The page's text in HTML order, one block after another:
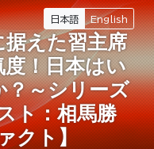
日本語 English
えた習主席
！日本はい
？～シリーズ
ト：相馬勝
クト】